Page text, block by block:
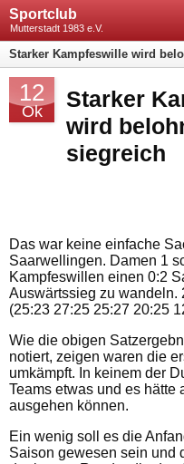
Sportclub
Mutterstadt 1983 e.V.
Starker Kampfeswille wird
12
Ok
Starker
wird
siegreich
Das war keine einfache
Saarwellingen. Damen 1
Kampfeswillen einen 0:2
Auswärtssieg zu wandeln.
(25:23 27:25 25:27 20:25
Wie die obigen
notiert, zeigen waren die
umkämpft. In keinem der
Teams etwas und es
ausgehen können.
Ein wenig soll es die
Saison gewesen sein und